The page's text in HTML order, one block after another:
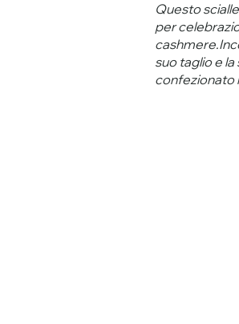
Questo
per
suo taglio e
confezionato